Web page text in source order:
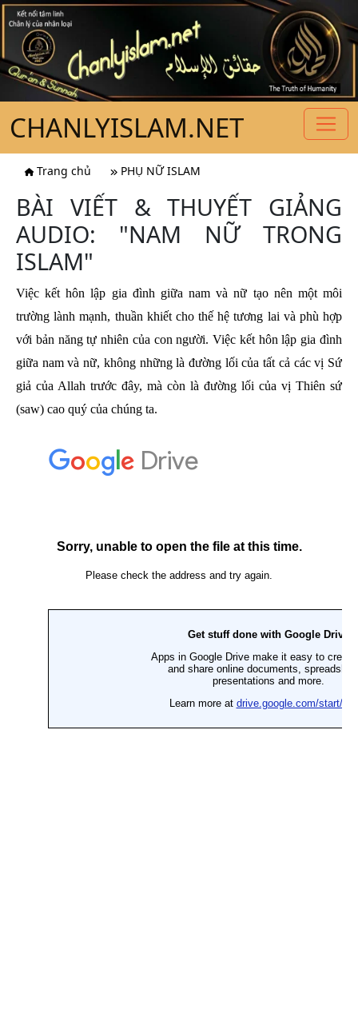
CHANLYISLAM.NET
Trang chủ PHỤ NỮ ISLAM
BÀI VIẾT & THUYẾT GIẢNG
AUDIO: "NAM NỮ TRONG
ISLAM"
Việc kết hôn lập gia đình giữa nam và nữ tạo nên một môi
trường lành mạnh, thuần khiết cho thế hệ tương lai và phù hợp
với bản năng tự nhiên của con người. Việc kết hôn lập gia đình
giữa nam và nữ, không những là đường lối của tất cả các vị Sứ
giả của Allah trước đây, mà còn là đường lối của vị Thiên sứ
(saw) cao quý của chúng ta.